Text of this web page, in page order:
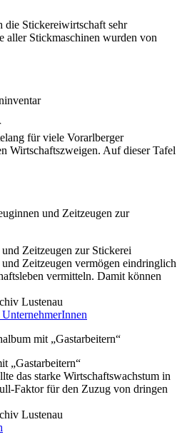
die Stickereiwirtschaft sehr
aller Stickmaschinen wurden von
für viele Vorarlberger
Wirtschaftszweigen. Auf dieser Tafel
Zeitzeugen zur Stickerei
Zeitzeugen vermögen eindringlich
vermitteln. Damit können
Lustenau
UnternehmerInnen
„Gastarbeitern“
das starke Wirtschaftswachstum in
Faktor für den Zuzug von dringen
Lustenau